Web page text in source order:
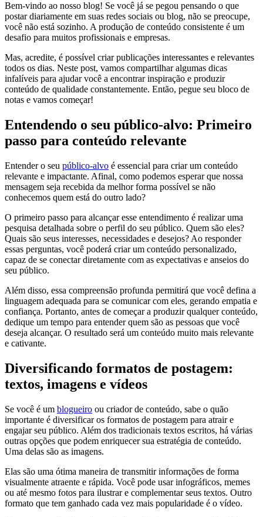
Bem-vindo ao nosso blog! Se você já se pegou pensando o que
postar diariamente em suas redes sociais ou blog, não se preocupe,
você não está sozinho. A produção de conteúdo consistente é um
desafio para muitos profissionais e empresas.
Mas, acredite, é possível criar publicações interessantes e relevantes
todos os dias. Neste post, vamos compartilhar algumas dicas
infalíveis para ajudar você a encontrar inspiração e produzir
conteúdo de qualidade constantemente. Então, pegue seu bloco de
notas e vamos começar!
Entendendo o seu público-alvo: Primeiro
passo para conteúdo relevante
Entender o seu público-alvo é essencial para criar um conteúdo
relevante e impactante. Afinal, como podemos esperar que nossa
mensagem seja recebida da melhor forma possível se não
conhecemos quem está do outro lado?
O primeiro passo para alcançar esse entendimento é realizar uma
pesquisa detalhada sobre o perfil do seu público. Quem são eles?
Quais são seus interesses, necessidades e desejos? Ao responder
essas perguntas, você poderá criar um conteúdo personalizado,
capaz de se conectar diretamente com as expectativas e anseios do
seu público.
Além disso, essa compreensão profunda permitirá que você defina a
linguagem adequada para se comunicar com eles, gerando empatia e
confiança. Portanto, antes de começar a produzir qualquer conteúdo,
dedique um tempo para entender quem são as pessoas que você
deseja alcançar. O resultado será um conteúdo muito mais relevante
e cativante.
Diversificando formatos de postagem:
textos, imagens e vídeos
Se você é um blogueiro ou criador de conteúdo, sabe o quão
importante é diversificar os formatos de postagem para atrair e
engajar seu público. Além dos tradicionais textos escritos, há várias
outras opções que podem enriquecer sua estratégia de conteúdo.
Uma delas são as imagens.
Elas são uma ótima maneira de transmitir informações de forma
visualmente atraente e rápida. Você pode usar infográficos, memes
ou até mesmo fotos para ilustrar e complementar seus textos. Outro
formato que tem ganhado cada vez mais popularidade é o vídeo.